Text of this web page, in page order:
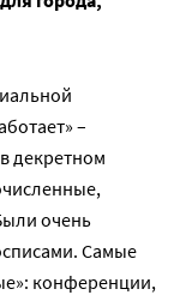
–
декретном
очень
Самые
конференции,